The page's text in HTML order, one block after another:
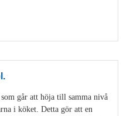
går att höja till samma nivå
i köket. Detta gör att en